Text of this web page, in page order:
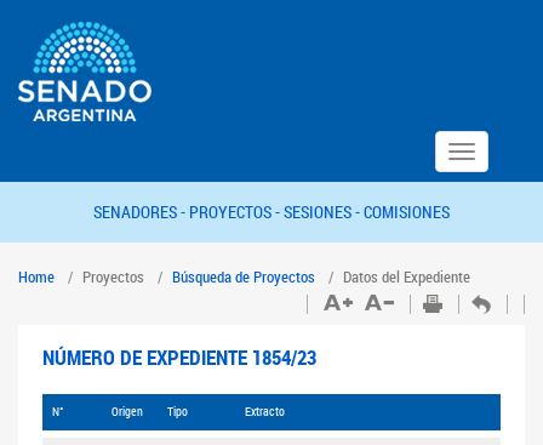
Toggle
navigation
SENADORES - PROYECTOS -SESIONES -COMISIONES
Home Proyectos Búsqueda de Proyectos Datos del Expediente
NÚMERO DE EXPEDIENTE 1854/23
N° Origen Tipo Extracto